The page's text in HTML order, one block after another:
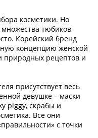
косметики. Но
тюбиков,
Корейский бренд
концепцию женской
природных рецептов и
присутствует весь
девушке – маски
piggy, скрабы и
Все они
с точки